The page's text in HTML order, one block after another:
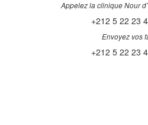
Appelez la clinique Nour
+212 5 22 23
Envoyez vos
+212 5 22 23